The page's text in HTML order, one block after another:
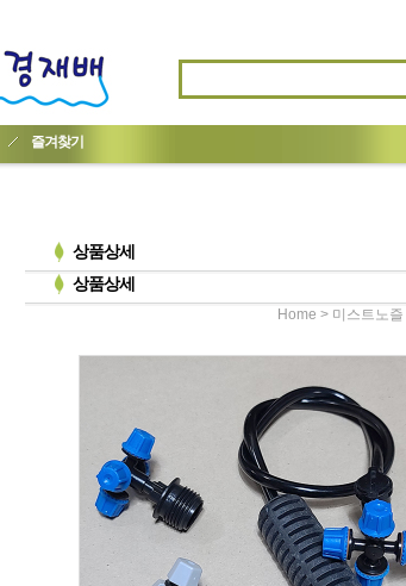
즐겨찾기
상품상세
상품상세
Home > 미스트노즐